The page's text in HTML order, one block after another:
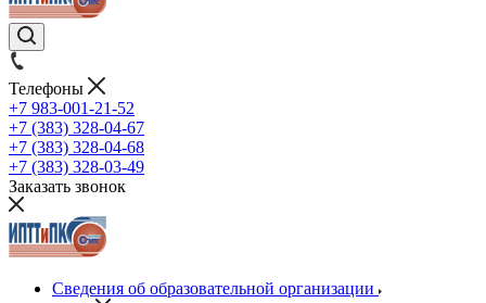
Телефоны
+7 983-001-21-52
+7 (383) 328-04-67
+7 (383) 328-04-68
+7 (383) 328-03-49
Заказать звонок
Сведения об образовательной организации